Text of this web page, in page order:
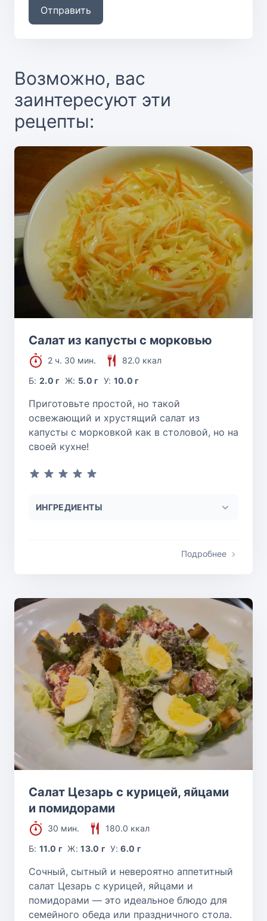
Отправить
Возможно, вас
заинтересуют эти
рецепты:
Салат из капусты с морковью
2 ч. 30 мин.
82.0 ккал
Б:2.0 г Ж: 5.0 г У: 10.0 г
Приготовьте простой, но такой
освежающий и хрустящий салат из
капусты с морковкой как в столовой, но на
своей кухне!
ИНГРЕДИЕНТЫ
Подробнее
Салат Цезарь с курицей, яйцами
и помидорами
30 мин.
180.0 ккал
Б:11.0 г Ж:13.0 г У:6.0 г
Сочный, сытный и невероятно аппетитный
салат Цезарь с курицей, яйцами и
помидорами — это идеальное блюдо для
семейного обеда или праздничного стола.